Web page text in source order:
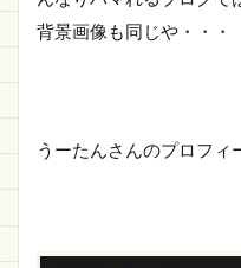
背景画像も同じや・・・
うーたんさんのプロフィ